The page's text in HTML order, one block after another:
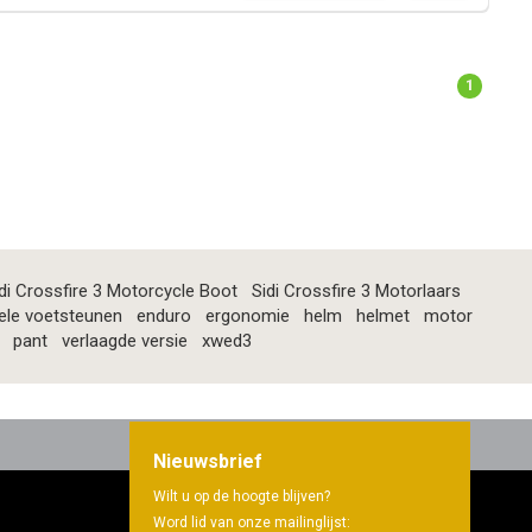
1
Crossfire 3 Motorcycle Boot
Sidi Crossfire 3 Motorlaars
voetsteunen enduro ergonomie helm helmet
motor
pant verlaagde versie xwed3
Nieuwsbrief
Wilt u op de hoogte blijven?
Word lid van onze mailinglijst: